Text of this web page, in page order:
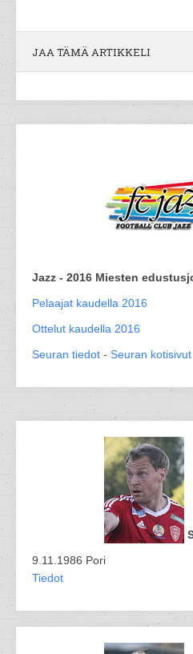
JAA TÄMÄ ARTIKKELI
Jazz - 2016 Miesten
Pelaajat kaudella 2016
Ottelut kaudella 2016
Seuran tiedot - Seuran kotisivut
9.11.1986 Pori
Tiedot